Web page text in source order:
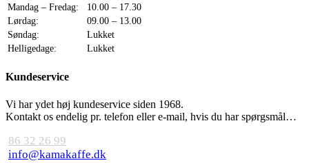
Mandag – Fredag:
10.00 – 17.30
Lørdag:
09.00 – 13.00
Søndag:
Lukket
Helligedage:
Lukket
Kundeservice
Vi har ydet høj kundeservice siden 1968.
Kontakt os endelig pr. telefon eller e-mail, hvis du har spørgsmål…
86 32 26 99
info@kamakaffe.dk